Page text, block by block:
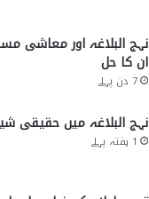
نہج البلاغہ اور معاشی
ان کا حل
7 دن پہلے
نہج البلاغہ میں حقیقی
1 ہفتہ پہلے